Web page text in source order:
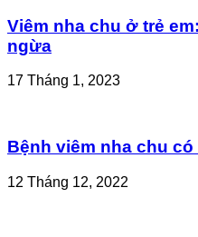
Viêm nha chu ở trẻ
ngừa
17 Tháng 1, 2023
Bệnh viêm nha chu
12 Tháng 12, 2022